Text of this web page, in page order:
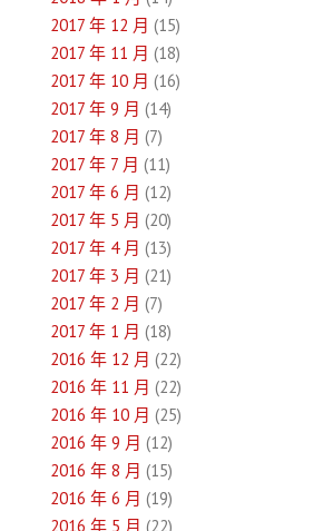
2017 年 12 月 (15)
2017 年 11 月 (18)
2017 年 10 月 (16)
2017 年 9 月 (14)
2017 年 8 月 (7)
2017 年 7 月 (11)
2017 年 6 月 (12)
2017 年 5 月 (20)
2017 年 4 月 (13)
2017 年 3 月 (21)
2017 年 2 月 (7)
2017 年 1 月 (18)
2016 年 12 月 (22)
2016 年 11 月 (22)
2016 年 10 月 (25)
2016 年 9 月 (12)
2016 年 8 月 (15)
2016 年 6 月 (19)
2016 年 5 月 (22)